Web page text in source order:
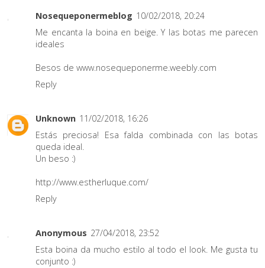
Nosequeponermeblog 10/02/2018, 20:24
Me encanta la boina en beige. Y las botas me parecen
ideales
Besos de www.nosequeponerme.weebly.com
Reply
Unknown 11/02/2018, 16:26
Estás preciosa! Esa falda combinada con las botas
queda ideal.
Un beso :)
http://www.estherluque.com/
Reply
Anonymous 27/04/2018, 23:52
Esta boina da mucho estilo al todo el look. Me gusta tu
conjunto :)